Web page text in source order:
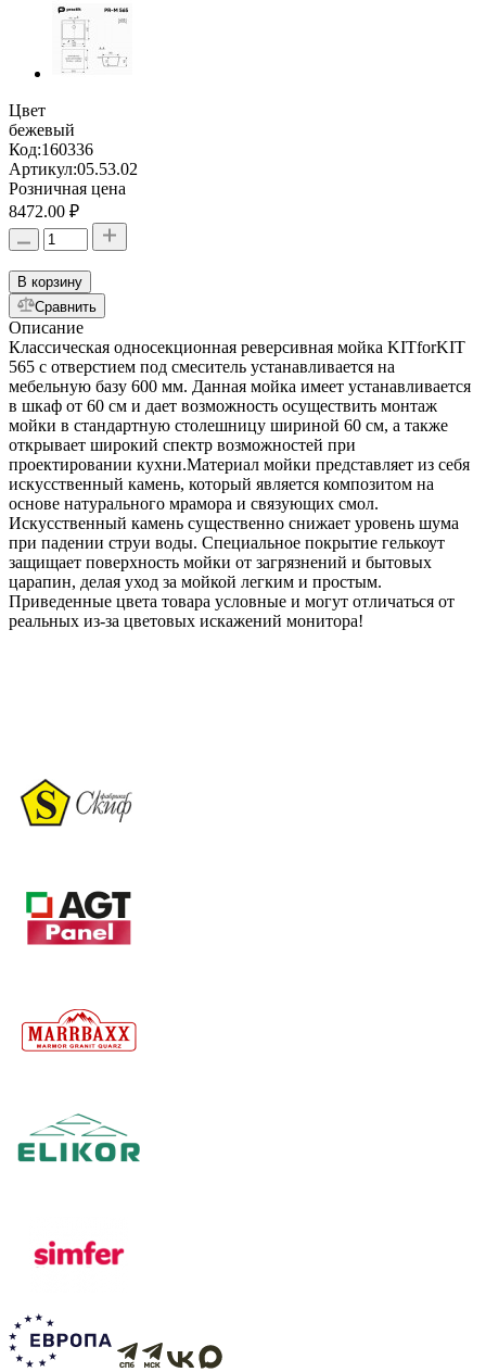
Цвет
бежевый
Код:160336
Артикул:05.53.02
Розничная цена
8472.00 ₽
В корзину
Сравнить
Описание
Классическая односекционная реверсивная мойка KITforKIT
565 с отверстием под смеситель устанавливается на
мебельную базу 600 мм. Данная мойка имеет устанавливается
в шкаф от 60 см и дает возможность осуществить монтаж
мойки в стандартную столешницу шириной 60 см, а также
открывает широкий спектр возможностей при
проектировании кухни.Материал мойки представляет из себя
искусственный камень, который является композитом на
основе натурального мрамора и связующих смол.
Искусственный камень существенно снижает уровень шума
при падении струи воды. Специальное покрытие гелькоут
защищает поверхность мойки от загрязнений и бытовых
царапин, делая уход за мойкой легким и простым.
Приведенные цвета товара условные и могут отличаться от
реальных из-за цветовых искажений монитора!